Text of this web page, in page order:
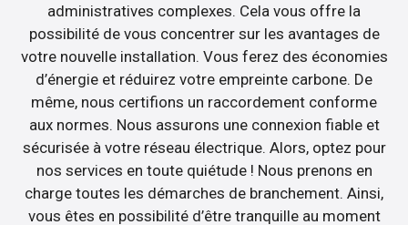
administratives complexes. Cela vous offre la
possibilité de vous concentrer sur les avantages de
votre nouvelle installation. Vous ferez des économies
d’énergie et réduirez votre empreinte carbone. De
même, nous certifions un raccordement conforme
aux normes. Nous assurons une connexion fiable et
sécurisée à votre réseau électrique. Alors, optez pour
nos services en toute quiétude ! Nous prenons en
charge toutes les démarches de branchement. Ainsi,
vous êtes en possibilité d’être tranquille au moment